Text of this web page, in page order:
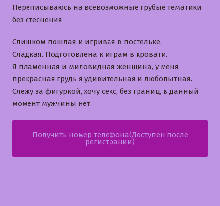
Переписываюсь на всевозможные грубые тематики
без стеснения
Слишком пошлая и игривая в постельке.
Сладкая. Подготовлена к играм в кровати.
Я пламенная и миловидная женщина, у меня
прекрасная грудь я удивительная и любопытная.
Слежу за фигуркой, хочу секс, без границ, в данный
момент мужчины нет.
Получить номер телефона(Доступен после
регистрации)